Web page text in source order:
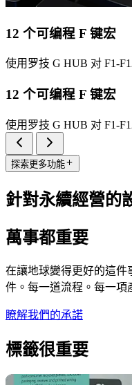
12 个可编程 F 键宏
使用罗技 G HUB 对 F1-
12 个可编程 F 键宏
使用罗技 G HUB 对 F1-
探索更多功能
針對永續經營的
萬事都重要
在讓地球變得更好的這件
件。每一道流程。每一項
瞭解我們的承諾
標籤很重要